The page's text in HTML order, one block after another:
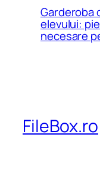
Garderoba
elevului:
necesare
FileBox.ro